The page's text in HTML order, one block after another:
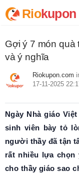
Riokupon
Gợi ý 7 món quà
và ý nghĩa
Riokupon.com
17-11-2025
Ngày Nhà giáo
sinh viên bày tỏ
người thầy đã tận
rất nhiều lựa chọn
cho thầy giáo sao